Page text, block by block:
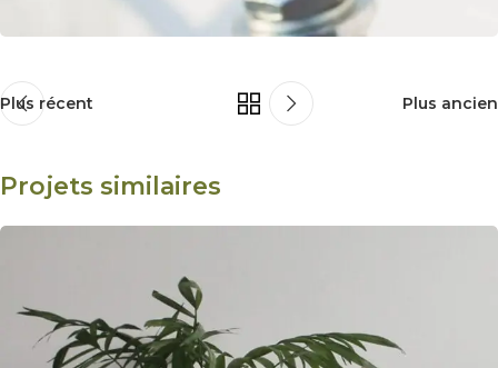
Plus récent Plus ancien
Projets similaires